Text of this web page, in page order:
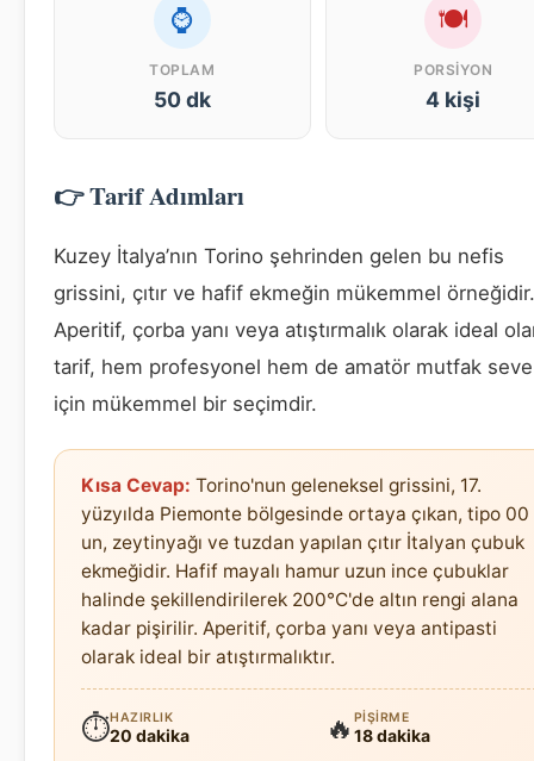
⌚
TOPLAM
50 dk
🍽
PORSIYON
4 kişi
👉 Tarif Adımları
Kuzey İtalya’nın Torino şehrinden gelen bu nefis
grissini, çıtır ve hafif ekmeğin mükemmel örneğidir.
Aperitif, çorba yanı veya atıştırmalık olarak ideal
tarif, hem profesyonel hem de amatör mutfak
için mükemmel bir seçimdir.
Kısa Cevap: Torino'nun geleneksel grissini, 17.
yüzyılda Piemonte bölgesinde ortaya çıkan, tipo 00
un, zeytinyağı ve tuzdan yapılan çıtır İtalyan çubuk
ekmeğidir. Hafif mayalı hamur uzun ince çubuklar
halinde şekillendirilerek 200°C'de altın rengi alana
kadar pişirilir. Aperitif, çorba yanı veya antipasti
olarak ideal bir atıştırmalıktır.
⏱HAZIRLIK
20 dakika 🔥 PIŞIRME
18 dakika